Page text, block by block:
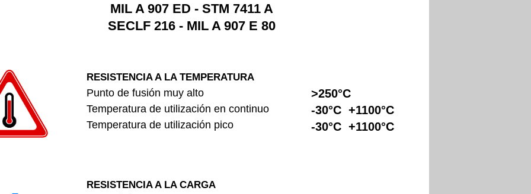
MIL A 907 ED - STM 7411 A
SECLF 216 - MIL A 907 E 80
RESISTENCIA A LA TEMPERATURA
Punto de fusión muy alto
Temperatura de utilización en continuo
Temperatura de utilización pico
>250°C
-30°C +1100°C
-30°C +1100°C
RESISTENCIA A LA CARGA